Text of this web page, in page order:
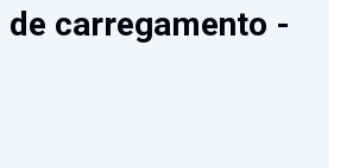
carregamento -